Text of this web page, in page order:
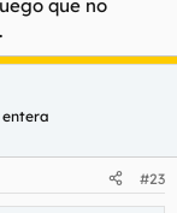
que no
entera
#23